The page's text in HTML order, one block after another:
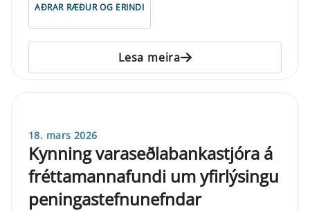
AÐRAR RÆÐUR OG ERINDI
Lesa meira
18. mars 2026
Kynning varaseðlabankastjóra á
fréttamannafundi um yfirlýsingu
peningastefnunefndar